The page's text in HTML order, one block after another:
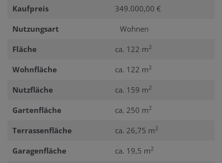
Kaufpreis 349.000,00 €
Nutzungsart Wohnen
Fläche ca. 122 m2
Wohnfläche ca. 122 m2
Nutzfläche ca. 159 m2
Gartenfläche ca. 250 m2
Terrassenfläche ca. 26,75 m2
Garagenfläche ca. 19,5 m2